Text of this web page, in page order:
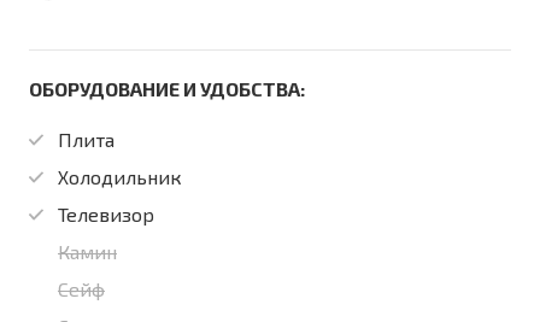
ОБОРУДОВАНИЕ И УДОБСТВА:
Плита
Холодильник
Телевизор
Камин
Сейф